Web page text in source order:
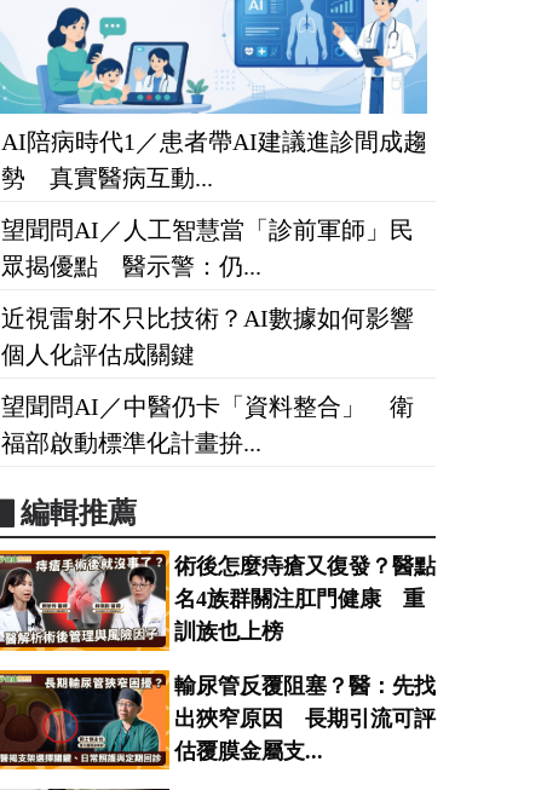
AI陪病時代1／患者帶AI建議進診間成趨
勢 真實醫病互動...
望聞問AI／人工智慧當「診前軍師」民
眾揭優點 醫示警：仍...
近視雷射不只比技術？AI數據如何影響
個人化評估成關鍵
望聞問AI／中醫仍卡「資料整合」 衛
福部啟動標準化計畫拚...
▋編輯推薦
術後怎麼痔瘡又復發？醫點
名4族群關注肛門健康 重
訓族也上榜
輸尿管反覆阻塞？醫：先找
出狹窄原因 長期引流可評
估覆膜金屬支...